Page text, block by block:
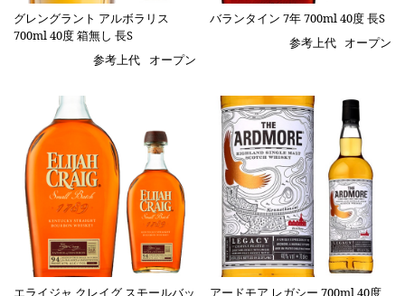
グレングラント アルボラリス
700ml 40度 箱無し 長S
参考上代
オープン
バランタイン 7年 700ml 40度 長S
参考上代 オープン
エライジャ クレイグ スモールバッ
アードモア レガシー 700ml 40度